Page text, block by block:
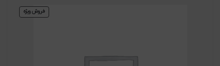
فروش ویژه